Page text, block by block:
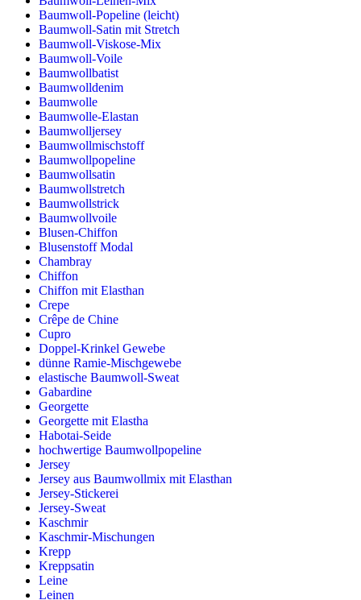
Baumwoll-Popeline (leicht)
Baumwoll-Satin mit Stretch
Baumwoll-Viskose-Mix
Baumwoll-Voile
Baumwollbatist
Baumwolldenim
Baumwolle
Baumwolle-Elastan
Baumwolljersey
Baumwollmischstoff
Baumwollpopeline
Baumwollsatin
Baumwollstretch
Baumwollstrick
Baumwollvoile
Blusen-Chiffon
Blusenstoff Modal
Chambray
Chiffon
Chiffon mit Elasthan
Crepe
Crêpe de Chine
Cupro
Doppel-Krinkel Gewebe
dünne Ramie-Mischgewebe
elastische Baumwoll-Sweat
Gabardine
Georgette
Georgette mit Elastha
Habotai-Seide
hochwertige Baumwollpopeline
Jersey
Jersey aus Baumwollmix mit Elasthan
Jersey-Stickerei
Jersey-Sweat
Kaschmir
Kaschmir-Mischungen
Krepp
Kreppsatin
Leine
Leinen